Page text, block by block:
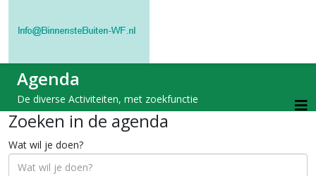
Agenda
De diverse Activiteiten, met zoekfunctie
Zoeken in de agenda
Wat wil je doen?